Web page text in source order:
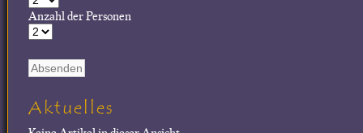
Anzahl der Personen
Aktuelles